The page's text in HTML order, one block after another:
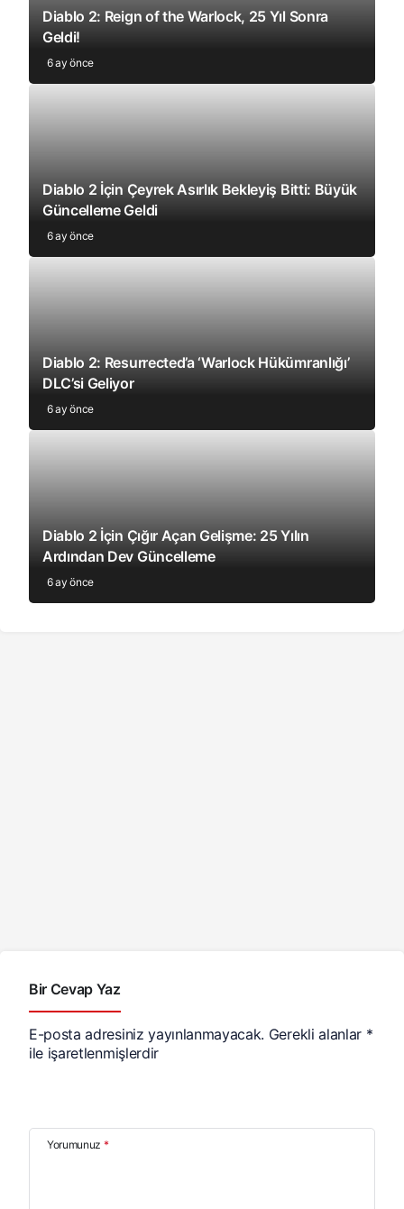
Diablo 2: Reign of the Warlock, 25 Yıl Sonra
Geldi!
6 ay önce
Diablo 2 İçin Çeyrek Asırlık Bekleyiş Bitti: Büyük
Güncelleme Geldi
6 ay önce
Diablo 2: Resurrected’a ‘Warlock Hükümranlığı’
DLC’si Geliyor
6 ay önce
Diablo 2 İçin Çığır Açan Gelişme: 25 Yılın
Ardından Dev Güncelleme
6 ay önce
Bir Cevap Yaz
E-posta adresiniz yayınlanmayacak. Gerekli alanlar *
ile işaretlenmişlerdir
Yorumunuz *